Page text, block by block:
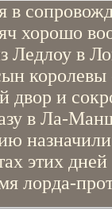
в
хорошо
Ледлоу в
королевы
двор и
в Ла-
этих
лорда-